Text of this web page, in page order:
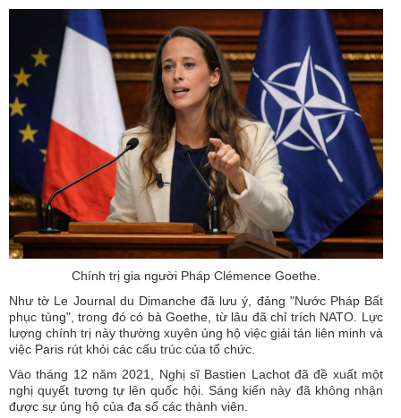
Chính trị gia người Pháp Clémence Goethe.
Như tờ Le Journal du Dimanche đã lưu ý, đảng "Nước Pháp Bất
phục tùng", trong đó có bà Goethe, từ lâu đã chỉ trích NATO. Lực
lượng chính trị này thường xuyên ủng hộ việc giải tán liên minh và
việc Paris rút khỏi các cấu trúc của tổ chức.
Vào tháng 12 năm 2021, Nghị sĩ Bastien Lachot đã đề xuất một
nghị quyết tương tự lên quốc hội. Sáng kiến ​​này đã không nhận
được sự ủng hộ của đa số các thành viên.